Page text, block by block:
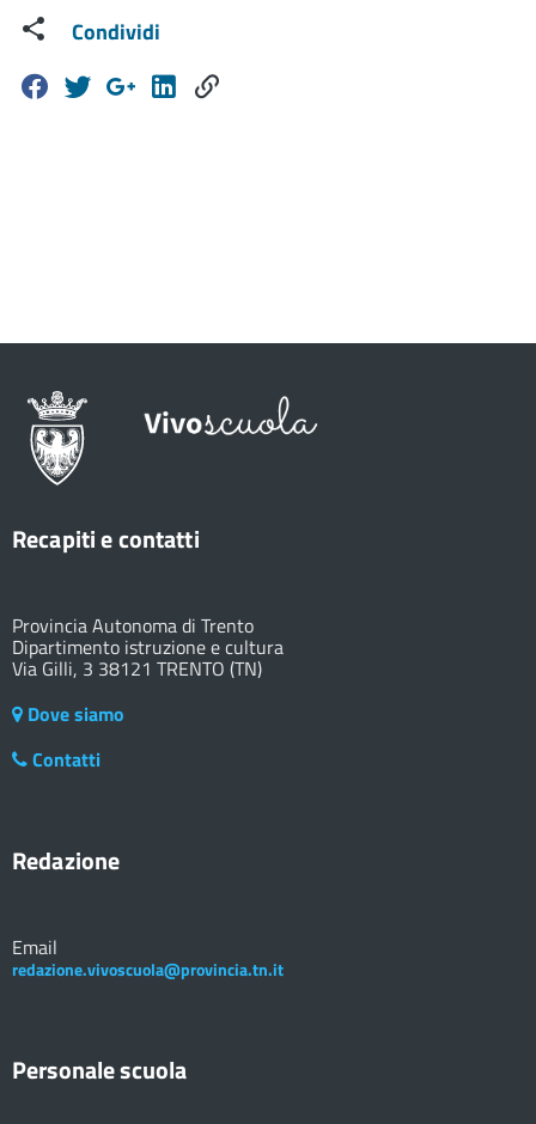
Condividi
Recapiti e contatti
Provincia Autonoma di Trento
Dipartimento istruzione e cultura
Via Gilli, 3 38121 TRENTO (TN)
Dove siamo
Contatti
Redazione
Email
redazione.vivoscuola@provincia.tn.it
Personale scuola